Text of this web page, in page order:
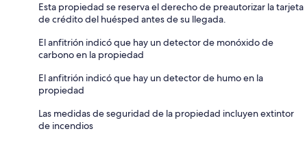
Esta propiedad se reserva el derecho de preautorizar la tarjeta
de crédito del huésped antes de su llegada.
El anfitrión indicó que hay un detector de monóxido de
carbono en la propiedad
El anfitrión indicó que hay un detector de humo en la
propiedad
Las medidas de seguridad de la propiedad incluyen extintor
de incendios